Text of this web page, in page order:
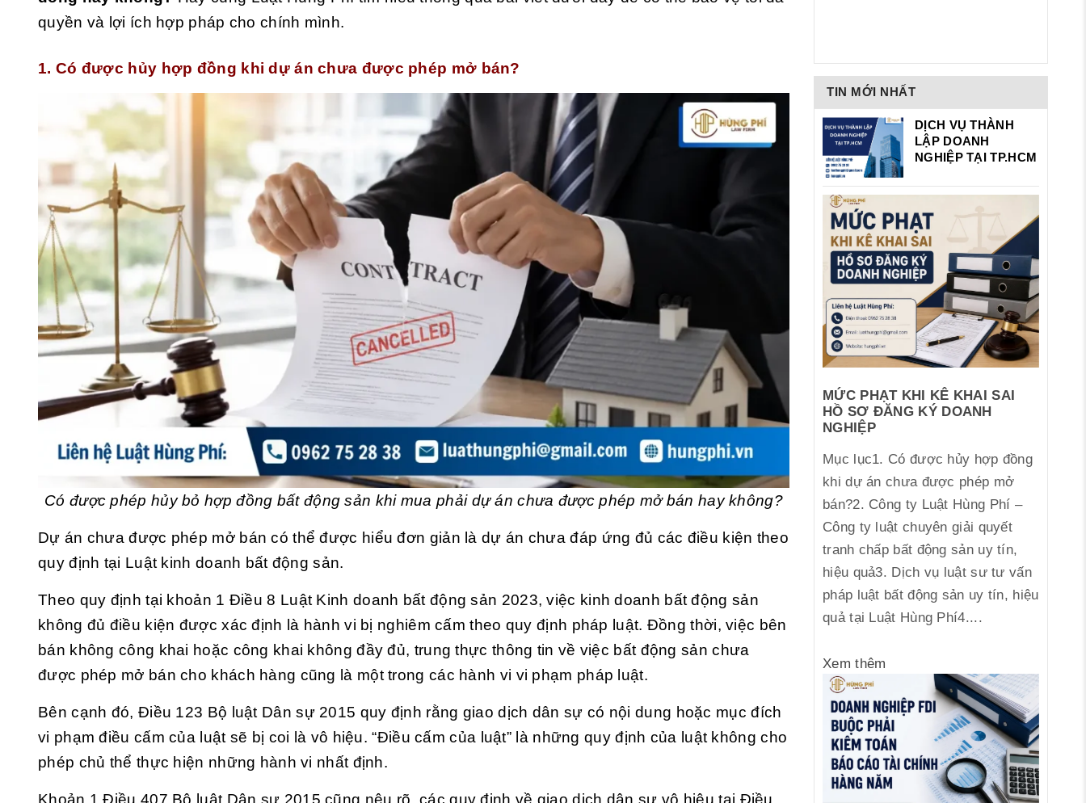
quyền và lợi ích hợp pháp cho chính mình.
1. Có được hủy hợp đồng khi dự án chưa được phép mở bán?
Có được phép hủy bỏ hợp đồng bất động sản khi mua phải dự án chưa được phép mở bán hay không?
Dự án chưa được phép mở bán có thể được hiểu đơn giản là dự án chưa đáp ứng đủ các điều kiện theo
quy định tại Luật kinh doanh bất động sản.
Theo quy định tại khoản 1 Điều 8 Luật Kinh doanh bất động sản 2023, việc kinh doanh bất động sản
không đủ điều kiện được xác định là hành vi bị nghiêm cấm theo quy định pháp luật. Đồng thời, việc bên
bán không công khai hoặc công khai không đầy đủ, trung thực thông tin về việc bất động sản chưa
được phép mở bán cho khách hàng cũng là một trong các hành vi vi phạm pháp luật.
Bên cạnh đó, Điều 123 Bộ luật Dân sự 2015 quy định rằng giao dịch dân sự có nội dung hoặc mục đích
vi phạm điều cấm của luật sẽ bị coi là vô hiệu. “Điều cấm của luật” là những quy định của luật không cho
phép chủ thể thực hiện những hành vi nhất định.
Khoản 1 Điều 407 Bộ luật Dân sự 2015 cũng nêu rõ, các quy định về giao dịch dân sự vô hiệu tại Điều
TIN MỚI NHẤT
DỊCH VỤ THÀNH
LẬP DOANH
NGHIỆP TẠI TP.HCM
MỨC PHẠT KHI KÊ KHAI SAI
HỒ SƠ ĐĂNG KÝ DOANH
NGHIỆP
Mục lục1. Có được hủy hợp đồng
khi dự án chưa được phép mở
bán?2. Công ty Luật Hùng Phí –
Công ty luật chuyên giải quyết
tranh chấp bất động sản uy tín,
hiệu quả3. Dịch vụ luật sư tư vấn
pháp luật bất động sản uy tín, hiệu
quả tại Luật Hùng Phí4....
Xem thêm